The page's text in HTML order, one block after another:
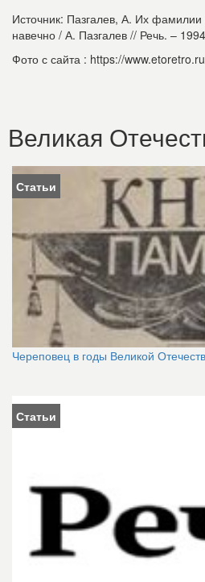
Источник: Пазгалев, А. Их фамилии
навечно / А. Пазгалев // Речь. –
Фото с сайта : https://
Великая
Статьи
Череповец в годы Великой
Статьи